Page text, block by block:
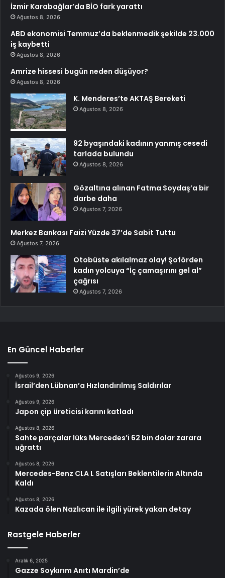
İzmir Karabağlar’da BİO fark yarattı
Ağustos 8, 2026
ABD ekonomisi Temmuz’da beklenmedik şekilde 23.000
iş kaybetti
Ağustos 8, 2026
Amrize hissesi bugün neden düşüyor?
Ağustos 8, 2026
K. Menderes’te AKTAŞ Bereketi
Ağustos 8, 2026
92 byaşındaki kadının yanmış cesedi
tarlada bulundu
Ağustos 8, 2026
Gözaltına alınan Fatma Soydaş’a bir
darbe daha
Ağustos 7, 2026
Merkez Bankası Faizi Yüzde 37’de Sabit Tuttu
Ağustos 7, 2026
Otobüste akılalmaz olay! Şoförden
kadın yolcuya “İç çamaşırını gel al”
çağrısı
Ağustos 7, 2026
En Güncel Haberler
Ağustos 9, 2026
İsrail’den Lübnan’a Hızlandırılmış Saldırılar
Ağustos 9, 2026
Japon çip üreticisi karını katladı
Ağustos 8, 2026
Sahte parçalar lüks Mercedes’i 62 bin dolar zarara
uğrattı
Ağustos 8, 2026
Mercedes-Benz CLA L Satışları Beklentilerin Altında
Kaldı
Ağustos 8, 2026
Kazada ölen Nazlıcan ile ilgili yürek yakan detay
Rastgele Haberler
Aralık 6, 2025
Gazze Soykırım Anıtı Mardin’de